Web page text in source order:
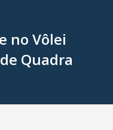
no Vôlei
Quadra